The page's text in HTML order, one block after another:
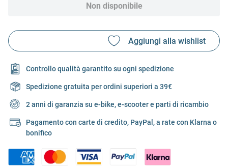
Non disponibile
Controllo qualità garantito su ogni spedizione
Spedizione gratuita per ordini superiori a 39€
2 anni di garanzia su e-bike, e-scooter e parti di ricambio
Pagamento con carte di credito, PayPal, a rate con Klarna o
bonifico